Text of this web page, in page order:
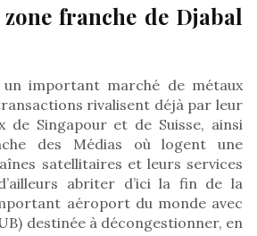
franche de Djabal
important marché de métaux
rivalisent déjà par leur
de Singapour et de Suisse, ainsi
des Médias où logent une
satellitaires et leurs services
abriter d’ici la fin de la
aéroport du monde avec
destinée à décongestionner, en